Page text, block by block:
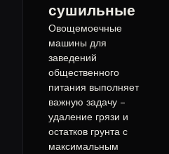
сушильные
Овощемоечные
машины для
заведений
общественного
питания выполняет
важную задачу –
удаление грязи и
остатков грунта с
максимальным